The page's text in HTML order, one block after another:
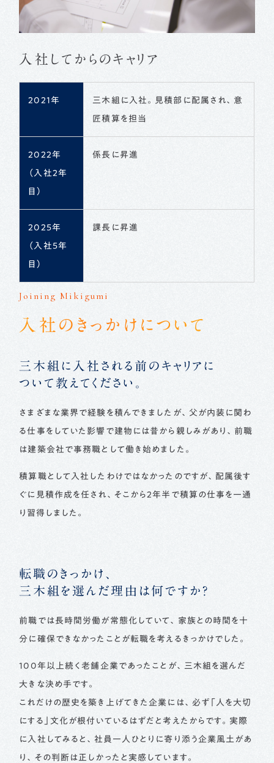
入社してからのキャリア
2021年 三木組に入社。見積部に配属され、意
匠積算を担当
2022年
（入社2年
目）
係長に昇進
2025年
（入社5年
目）
課長に昇進
Joining Mikigumi
入社のきっかけについて
三木組に入社される前のキャリアに
ついて教えてください。
さまざまな業界で経験を積んできましたが、父が内装に関わ
る仕事をしていた影響で建物には昔から親しみがあり、前職
は建築会社で事務職として働き始めました。
積算職として入社したわけではなかったのですが、配属後す
ぐに見積作成を任され、そこから2年半で積算の仕事を一通
り習得しました。
転職のきっかけ、
三木組を選んだ理由は何ですか？
前職では長時間労働が常態化していて、家族との時間を十
分に確保できなかったことが転職を考えるきっかけでした。
100年以上続く老舗企業であったことが、三木組を選んだ
大きな決め手です。
これだけの歴史を築き上げてきた企業には、必ず「人を大切
にする」文化が根付いているはずだと考えたからです。実際
に入社してみると、社員一人ひとりに寄り添う企業風土があ
り、その判断は正しかったと実感しています。